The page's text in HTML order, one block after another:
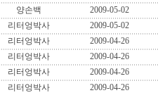
양손백 2009-05-02
리터엉박사 2009-05-02
리터엉박사 2009-04-26
리터엉박사 2009-04-26
리터엉박사 2009-04-26
리터엉박사 2009-04-26